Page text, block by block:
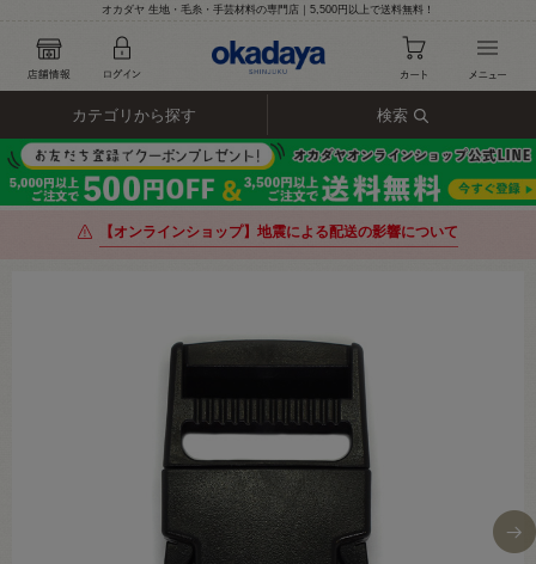
オカダヤ 生地・毛糸・手芸材料の専門店｜5,500円以上で送料無料！
カテゴリから探す 検索
【オンラインショップ】地震による配送の影響について